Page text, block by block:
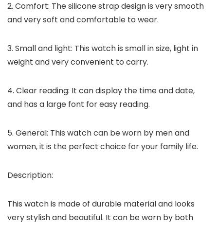
2. Comfort: The silicone strap design is very smooth
and very soft and comfortable to wear.
3. Small and light: This watch is small in size, light in
weight and very convenient to carry.
4. Clear reading: It can display the time and date,
and has a large font for easy reading.
5. General: This watch can be worn by men and
women, it is the perfect choice for your family life.
Description:
This watch is made of durable material and looks
very stylish and beautiful. It can be worn by both